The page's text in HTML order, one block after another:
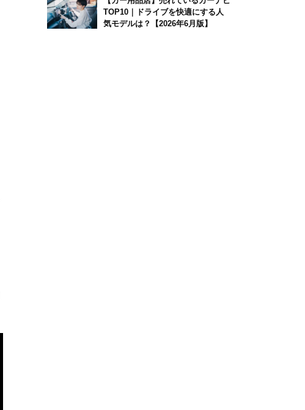
TOP10｜ドライブを快適にする人
気モデルは？【2026年6月版】